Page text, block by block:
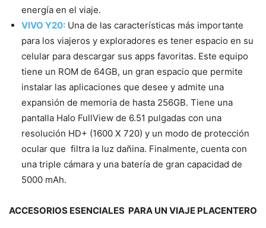
energía en el viaje.
VIVO Y20: Una de las características más importante
para los viajeros y exploradores es tener espacio en su
celular para descargar sus apps favoritas. Este equipo
tiene un ROM de 64GB, un gran espacio que permite
instalar las aplicaciones que desee y admite una
expansión de memoria de hasta 256GB. Tiene una
pantalla Halo FullView de 6.51 pulgadas con una
resolución HD+ (1600 X 720) y un modo de protección
ocular que filtra la luz dañina. Finalmente, cuenta con
una triple cámara y una batería de gran capacidad de
5000 mAh.
ACCESORIOS ESENCIALES PARA UN VIAJE PLACENTERO